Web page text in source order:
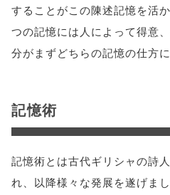
することがこの陳述記憶を活
つの記憶には人によって得意
分がまずどちらの記憶の仕方
記憶術
記憶術とは古代ギリシャの詩
れ、以降様々な発展を遂げま